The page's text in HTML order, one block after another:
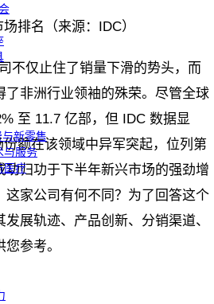
新零售
与服务
医疗
排名（来源：IDC）
不仅止住了销量下滑的势头，而
了非洲行业领袖的殊荣。尽管全球
至 11.7 亿部，但 IDC 数据显
额在该领域中异军突起，位列第
功归功于下半年新兴市场的强劲增
这家公司有何不同？为了回答这个
展轨迹、产品创新、分销渠道、
参考。